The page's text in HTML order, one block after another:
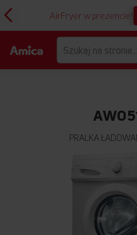
AirFryer w prezencie!
PRALKA